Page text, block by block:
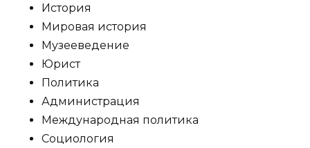
История
Мировая история
Музееведение
Юрист
Политика
Администрация
Международная политика
Социология